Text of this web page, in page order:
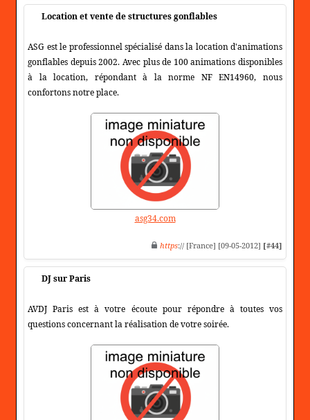
Location et vente de structures gonflables
ASG est le professionnel spécialisé dans la location d'animations
gonflables depuis 2002. Avec plus de 100 animations disponibles
à la location, répondant à la norme NF EN14960, nous
confortons notre place.
asg34.com
https:// [France] [09-05-2012] [#44]
DJ sur Paris
AVDJ Paris est à votre écoute pour répondre à toutes vos
questions concernant la réalisation de votre soirée.